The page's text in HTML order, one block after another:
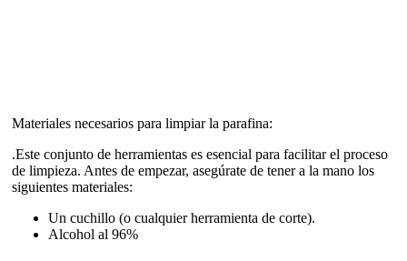
Materiales necesarios para limpiar la parafina:
.Este conjunto de herramientas es esencial para facilitar el proceso
de limpieza. Antes de empezar, asegúrate de tener a la mano los
siguientes materiales:
Un cuchillo (o cualquier herramienta de corte).
Alcohol al 96%